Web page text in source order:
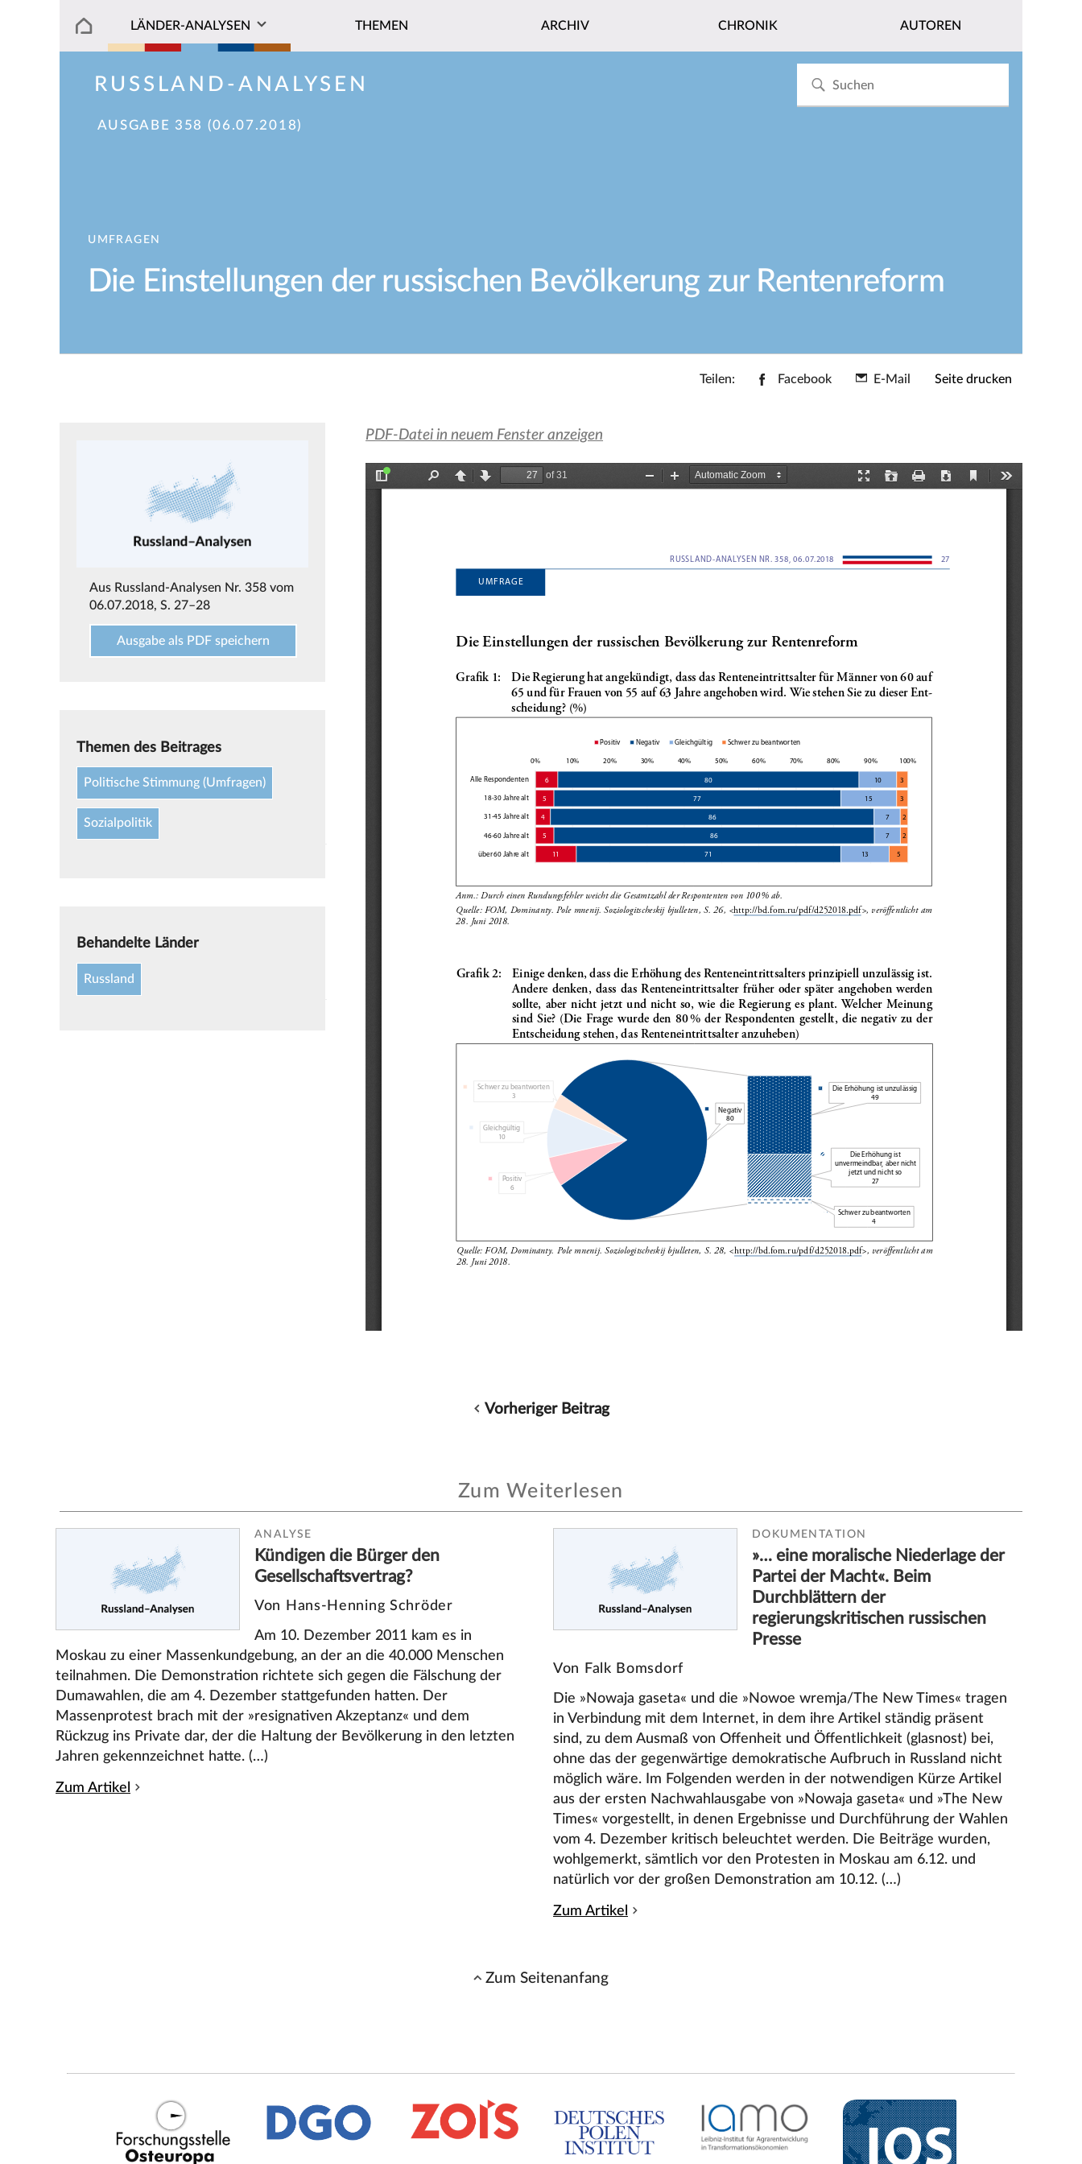
LÄNDER-ANALYSEN THEMEN ARCHIV CHRONIK AUTOREN
RUSSLAND-ANALYSEN
AUSGABE 358 (06.07.2018)
UMFRAGEN
Die Einstellungen der russischen Bevölkerung zur Rentenreform
Teilen: Facebook E-Mail Seite drucken
Aus Russland-Analysen Nr. 358 vom
06.07.2018, S. 27–28
Ausgabe als PDF speichern
Themen des Beitrages
Politische Stimmung (Umfragen)
Sozialpolitik
Behandelte Länder
Russland
PDF-Datei in neuem Fenster anzeigen
Vorheriger Beitrag
Zum Weiterlesen
ANALYSE
Kündigen die Bürger den
Gesellschaftsvertrag?
Von Hans-Henning Schröder
Am 10. Dezember 2011 kam es in
Moskau zu einer Massenkundgebung, an der an die 40.000 Menschen
teilnahmen. Die Demonstration richtete sich gegen die Fälschung der
Dumawahlen, die am 4. Dezember stattgefunden hatten. Der
Massenprotest brach mit der »resignativen Akzeptanz« und dem
Rückzug ins Private dar, der die Haltung der Bevölkerung in den letzten
Jahren gekennzeichnet hatte. (…)
Zum Artikel
DOKUMENTATION
»… eine moralische Niederlage der
Partei der Macht«. Beim
Durchblättern der
regierungskritischen russischen
Presse
Von Falk Bomsdorf
Die »Nowaja gaseta« und die »Nowoe wremja/The New Times« tragen
in Verbindung mit dem Internet, in dem ihre Artikel ständig präsent
sind, zu dem Ausmaß von Offenheit und Öffentlichkeit (glasnost) bei,
ohne das der gegenwärtige demokratische Aufbruch in Russland nicht
möglich wäre. Im Folgenden werden in der notwendigen Kürze Artikel
aus der ersten Nachwahlausgabe von »Nowaja gaseta« und »The New
Times« vorgestellt, in denen Ergebnisse und Durchführung der Wahlen
vom 4. Dezember kritisch beleuchtet werden. Die Beiträge wurden,
wohlgemerkt, sämtlich vor den Protesten in Moskau am 6.12. und
natürlich vor der großen Demonstration am 10.12. (…)
Zum Artikel
Zum Seitenanfang